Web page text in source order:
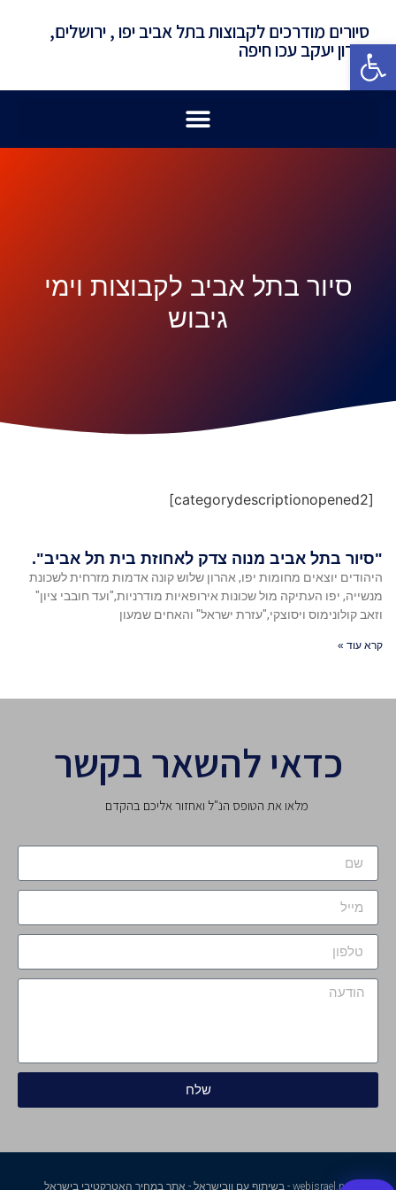
פתח סרגל נגישות
סיורים מודרכים לקבוצות בתל אביב יפו , ירושלים,
זכרון יעקב עכו חיפה
סיור בתל אביב לקבוצות וימי
גיבוש
[categorydescriptionopened2]
"סיור בתל אביב מנוה צדק לאחוזת בית תל אביב".
היהודים יוצאים מחומות יפו, אהרון שלוש קונה אדמות מזרחית לשכונת
מנשייה, יפו העתיקה מול שכונות אירופאיות מודרניות,"ועד חובבי ציון"
וזאב קולונימוס ויסוצקי,"עזרת ישראל" והאחים שמעון
קרא עוד »
כדאי להשאר בקשר
מלאו את הטופס הנ"ל ואחזור אליכם בהקדם
שלח
webisrael.net - בשיתוף עם וובישראל - אתר במחיר האטרקטיבי בישראל